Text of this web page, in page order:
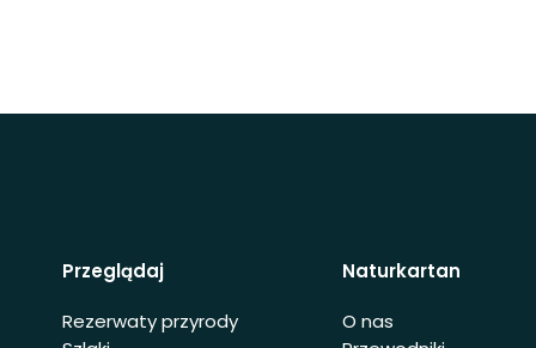
Przeglądaj
Rezerwaty przyrody
Naturkartan
O nas